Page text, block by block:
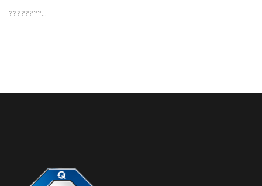
????????...